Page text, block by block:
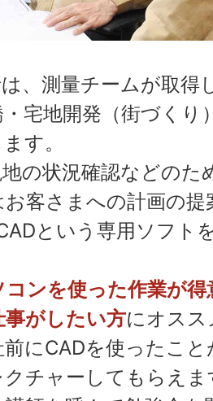
現場で使う道具の
現場で車で移動
現場作業
昼食
現場作業の続き
会社へ移動
データ整理
、測量チームが取得
宅地開発（街づくり
す。
の状況確認などのた
客さまへの計画の
という専用ソフト
コンを使った作業が
がしたい方にオス
にCADを使ったこ
チャーしてもらえ